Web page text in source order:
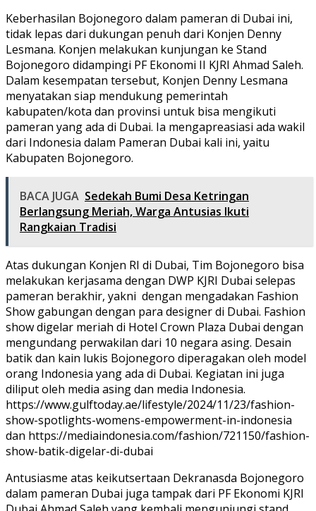
Keberhasilan Bojonegoro dalam pameran di Dubai ini,
tidak lepas dari dukungan penuh dari Konjen Denny
Lesmana. Konjen melakukan kunjungan ke Stand
Bojonegoro didampingi PF Ekonomi II KJRI Ahmad Saleh.
Dalam kesempatan tersebut, Konjen Denny Lesmana
menyatakan siap mendukung pemerintah
kabupaten/kota dan provinsi untuk bisa mengikuti
pameran yang ada di Dubai. Ia mengapreasiasi ada wakil
dari Indonesia dalam Pameran Dubai kali ini, yaitu
Kabupaten Bojonegoro.
BACA JUGA Sedekah Bumi Desa Ketringan
Berlangsung Meriah, Warga Antusias Ikuti
Rangkaian Tradisi
Atas dukungan Konjen RI di Dubai, Tim Bojonegoro bisa
melakukan kerjasama dengan DWP KJRI Dubai selepas
pameran berakhir, yakni dengan mengadakan Fashion
Show gabungan dengan para designer di Dubai. Fashion
show digelar meriah di Hotel Crown Plaza Dubai dengan
mengundang perwakilan dari 10 negara asing. Desain
batik dan kain lukis Bojonegoro diperagakan oleh model
orang Indonesia yang ada di Dubai. Kegiatan ini juga
diliput oleh media asing dan media Indonesia.
https://www.gulftoday.ae/lifestyle/2024/11/23/fashion-
show-spotlights-womens-empowerment-in-indonesia
dan https://mediaindonesia.com/fashion/721150/fashion-
show-batik-digelar-di-dubai
Antusiasme atas keikutsertaan Dekranasda Bojonegoro
dalam pameran Dubai juga tampak dari PF Ekonomi KJRI